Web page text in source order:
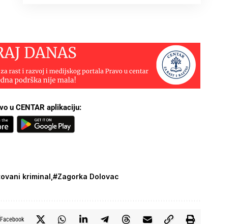
u CENTAR aplikaciju:
kriminal #Zagorka Dolovac
Facebook